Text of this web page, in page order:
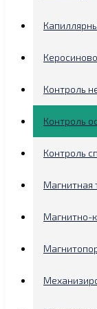
Контроль
Контроль
Контроль
Магнитная
Магнитно-